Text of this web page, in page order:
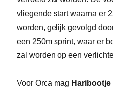
vliegende start waarna er
worden, gelijk gevolgd
een 250m sprint, waar er
zal worden op een
Voor Orca mag Haribootje